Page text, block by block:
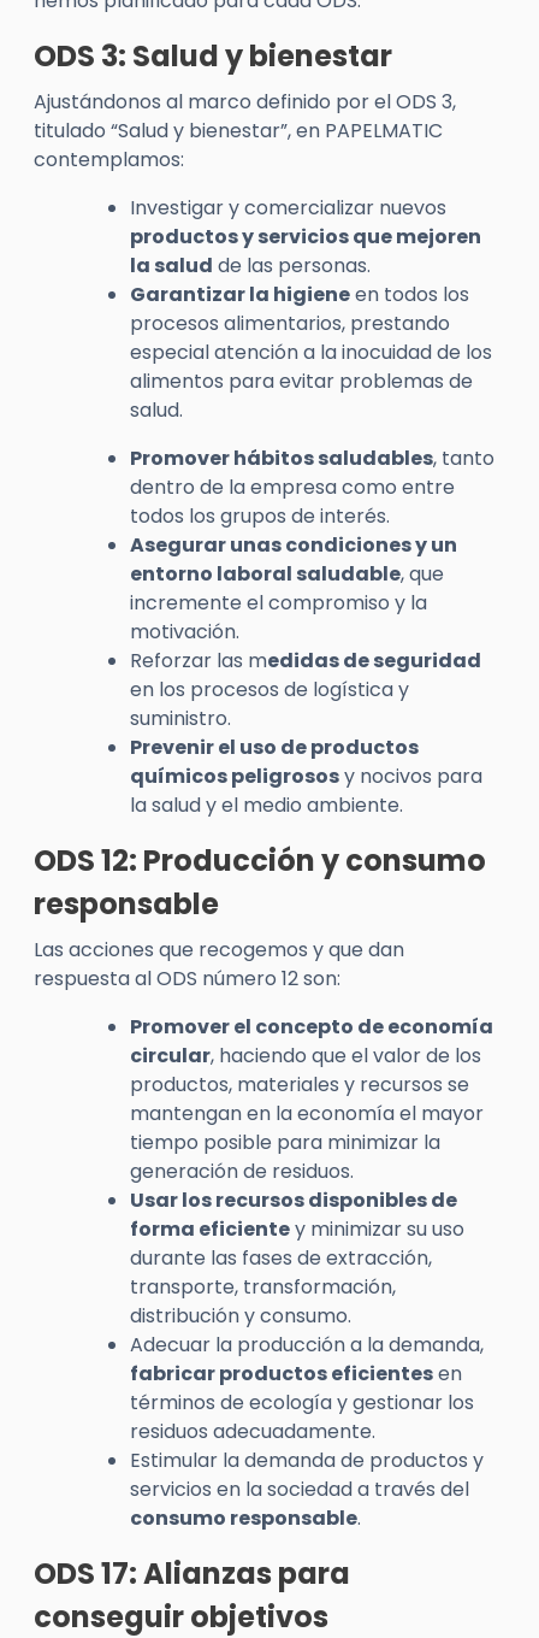
ODS 3: Salud y bienestar
Ajustándonos al marco definido por el ODS 3,
titulado “Salud y bienestar”, en PAPELMATIC
contemplamos:
Investigar y comercializar nuevos
productos y servicios que mejoren
la salud de las personas.
Garantizar la higieneen todos los
procesos alimentarios, prestando
especial atención a la inocuidad de los
alimentos para evitar problemas de
salud.
Promover hábitos saludables, tanto
dentro de la empresa como entre
todos los grupos de interés.
Asegurar unas condiciones y un
entorno laboral saludable, que
incremente el compromiso y la
motivación.
Reforzar las medidas de seguridad
en los procesos de logística y
suministro.
Prevenir el uso de productos
químicos peligrososy nocivos para
la salud y el medio ambiente.
ODS 12: Producción y consumo
responsable
Las acciones que recogemos y que dan
respuesta al ODS número 12 son:
Promover el concepto de economía
circular, haciendo que el valor de los
productos, materiales y recursos se
mantengan en la economía el mayor
tiempo posible para minimizar la
generación de residuos.
Usar los recursos disponibles de
forma eficientey minimizar su uso
durante las fases de extracción,
transporte, transformación,
distribución y consumo.
Adecuar la producción a la demanda,
fabricar productos eficientesen
términos de ecología y gestionar los
residuos adecuadamente.
Estimular la demanda de productos y
servicios en la sociedad a través del
consumo responsable.
ODS 17: Alianzas para
conseguir objetivos